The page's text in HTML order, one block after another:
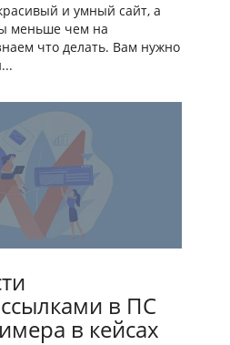
и умный сайт, а
меньше чем на
что делать. Вам нужно
в ПС
в кейсах